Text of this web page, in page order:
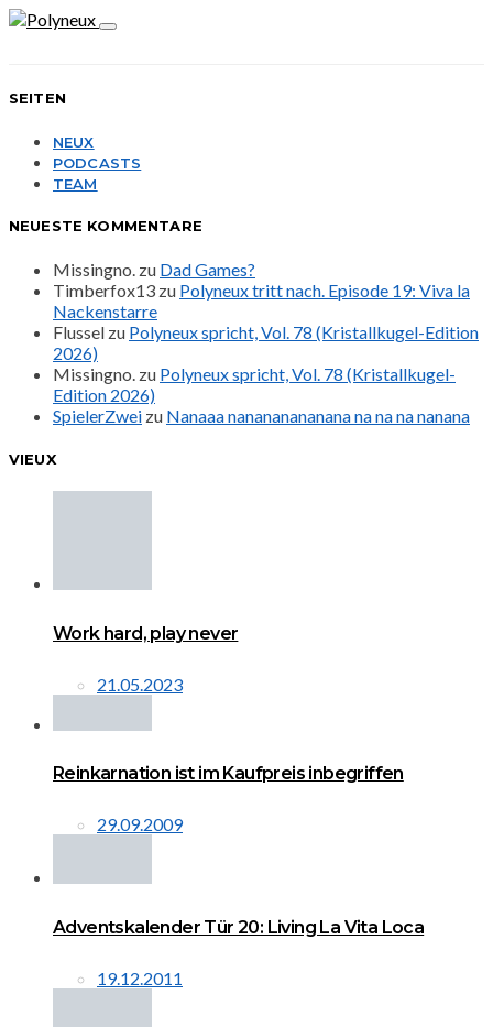
SEITEN
NEUX
PODCASTS
TEAM
NEUESTE KOMMENTARE
Missingno. zu Dad Games?
Timberfox13 zu Polyneux tritt nach. Episode 19: Viva la
Nackenstarre
Flussel zu Polyneux spricht, Vol. 78 (Kristallkugel-Edition
2026)
Missingno. zu Polyneux spricht, Vol. 78 (Kristallkugel-
Edition 2026)
SpielerZwei zu Nanaaa nanananananana na na na nanana
VIEUX
Work hard, play never
21.05.2023
Reinkarnation ist im Kaufpreis inbegriffen
29.09.2009
Adventskalender Tür 20: Living La Vita Loca
19.12.2011